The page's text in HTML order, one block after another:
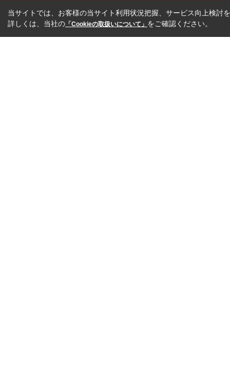
当サイトでは、お客様の当サイト利用状況把握、サービス向上検討
詳しくは、当社の 「Cookieの取扱いについて」 をご確認ください。